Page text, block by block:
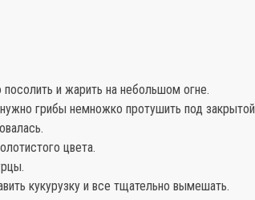
и жарить на небольшом огне.
грибы немножко протушить под закрытой
цвета.
кукурузку и все тщательно вымешать.